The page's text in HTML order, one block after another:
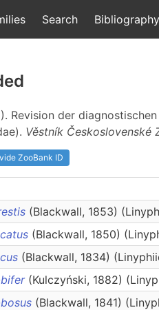
Search Bibliography
Revision der
Věstník Československé
ZooBank ID
(Blackwall, 1853)
(Blackwall, 1850)
(Blackwall, 1834)
(Kulczyński, 1882)
(Blackwall, 1841)